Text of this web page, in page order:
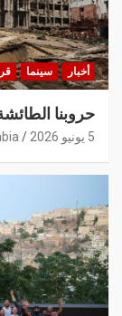
أخبار سينما
حروبنا
5 يونيو 2026